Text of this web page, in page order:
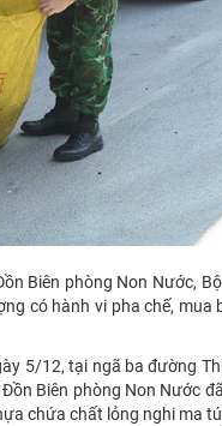
Biên phòng Non Nước,
có hành vi pha chế,
5/12, tại ngã ba đường
Biên phòng Non Nước
chứa chất lỏng nghi ma